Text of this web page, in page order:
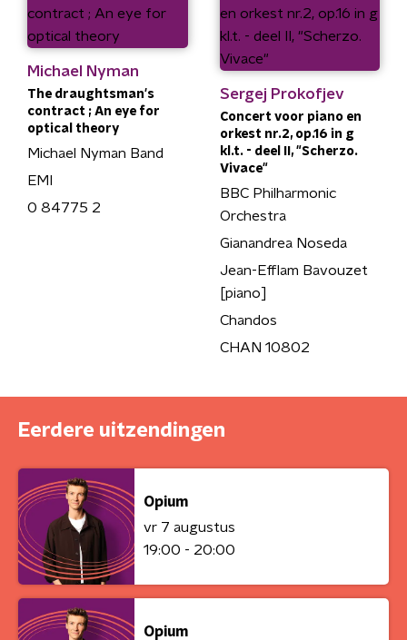
Michael Nyman
The draughtsman's
contract ; An eye for
optical theory
Michael Nyman Band
EMI
0 84775 2
Sergej Prokofjev
Concert voor piano en
orkest nr.2, op.16 in g
kl.t. - deel II, "Scherzo.
Vivace"
BBC Philharmonic
Orchestra
Gianandrea Noseda
Jean-Efflam Bavouzet
[piano]
Chandos
CHAN 10802
Eerdere uitzendingen
Opium
vr 7 augustus
19:00 - 20:00
Opium